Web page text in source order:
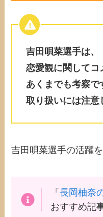
吉田唄菜選手は、
恋愛観に関してコ
あくまでも考察で
取り扱いには注意
吉田唄菜選手の活躍
「 長岡柚奈
おすすめ記